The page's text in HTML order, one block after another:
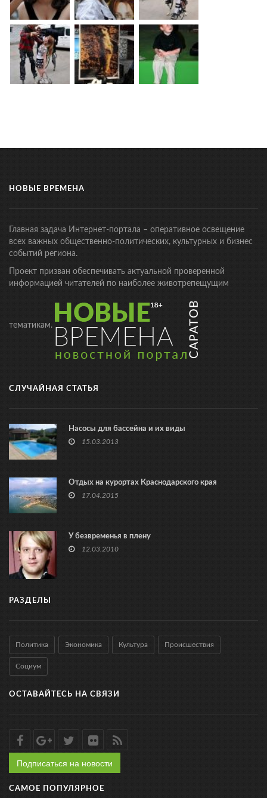
НОВЫЕ ВРЕМЕНА
Главная задача Интернет-портала – оперативное освещение
всех важных общественно-политических, культурных и бизнес
событий региона.
Проект призван обеспечивать актуальной проверенной
информацией читателей по наиболее животрепещущим
тематикам.
СЛУЧАЙНАЯ СТАТЬЯ
Насосы для бассейна и их виды
15.03.2013
Отдых на курортах Краснодарского края
17.04.2015
У безвременья в плену
12.03.2010
РАЗДЕЛЫ
Политика Экономика Культура Происшествия
Социум
ОСТАВАЙТЕСЬ НА СВЯЗИ
Подписаться на новости
САМОЕ ПОПУЛЯРНОЕ